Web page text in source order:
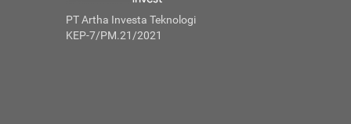
PT Artha Investa Teknologi
KEP-7/PM.21/2021